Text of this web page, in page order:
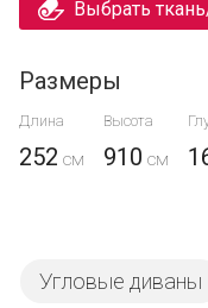
Выбрать
Размеры
Длина Высота
252 910
Угловые диваны